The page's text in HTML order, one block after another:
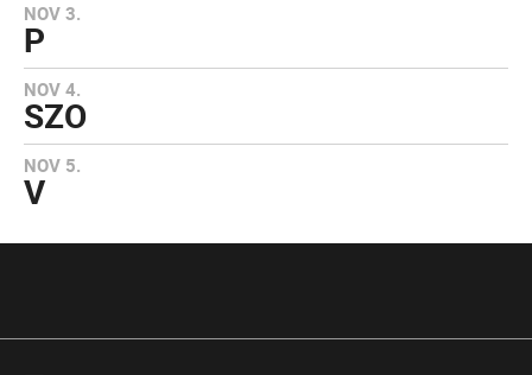
NOV 3.
P
NOV 4.
SZO
NOV 5.
V